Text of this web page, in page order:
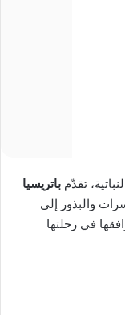
تقدّم باتريسيا
والبذور إلى
في رحلتها